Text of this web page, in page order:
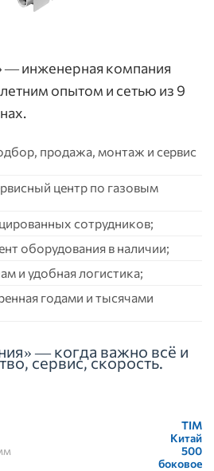
— инженерная компания
опытом и сетью из 9
продажа, монтаж и сервис
центр по газовым
сотрудников;
оборудования в наличии;
и удобная логистика;
годами и тысячами
— когда важно всё и
сервис, скорость.
TIM
Китай
500
боковое